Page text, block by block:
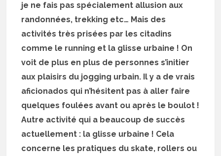
je ne fais pas spécialement allusion aux
randonnées, trekking etc… Mais des
activités très prisées par les citadins
comme le running et la glisse urbaine ! On
voit de plus en plus de personnes s’initier
aux plaisirs du jogging urbain. Il y a de vrais
aficionados qui n’hésitent pas à aller faire
quelques foulées avant ou après le boulot !
Autre activité qui a beaucoup de succès
actuellement : la glisse urbaine ! Cela
concerne les pratiques du skate, rollers ou